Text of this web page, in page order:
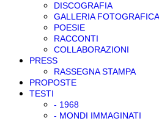
DISCOGRAFIA
GALLERIA FOTOGRAFICA
POESIE
RACCONTI
COLLABORAZIONI
PRESS
RASSEGNA STAMPA
PROPOSTE
TESTI
- 1968
- MONDI IMMAGINATI